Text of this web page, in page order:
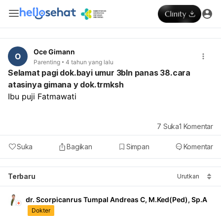
O Oce Gimann
Parenting 4 tahun yang lalu
Selamat pagi dok.bayi umur 3bln panas 38.cara
atasinya gimana y dok.trmksh
Ibu puji Fatmawati
Suka Bagikan Simpan Komentar
7 Suka1 Komentar
Terbaru Urutkan
dr. Scorpicanrus Tumpal Andreas C, M.Ked(Ped), Sp.A
Dokter